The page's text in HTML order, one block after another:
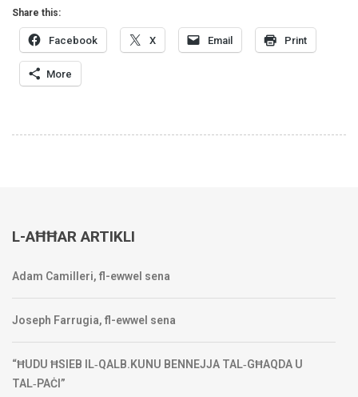
Share this:
Facebook X Email Print
More
L-AĦĦAR ARTIKLI
Adam Camilleri, fl-ewwel sena
Joseph Farrugia, fl-ewwel sena
“ĦUDU ĦSIEB IL‑QALB.KUNU BENNEJJA TAL‑GĦAQDA U
TAL‑PAĊI”